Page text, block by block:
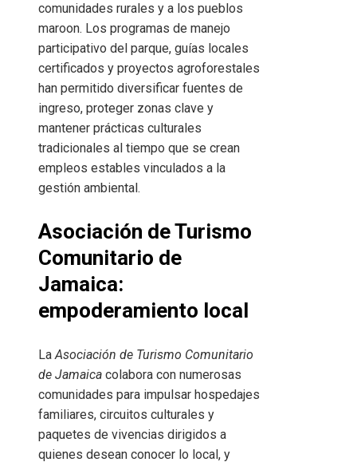
comunidades rurales y a los pueblos
maroon. Los programas de manejo
participativo del parque, guías locales
certificados y proyectos agroforestales
han permitido diversificar fuentes de
ingreso, proteger zonas clave y
mantener prácticas culturales
tradicionales al tiempo que se crean
empleos estables vinculados a la
gestión ambiental.
Asociación de Turismo
Comunitario de
Jamaica:
empoderamiento local
LaAsociación de Turismo Comunitario
de Jamaica colabora con numerosas
comunidades para impulsar hospedajes
familiares, circuitos culturales y
paquetes de vivencias dirigidos a
quienes desean conocer lo local, y